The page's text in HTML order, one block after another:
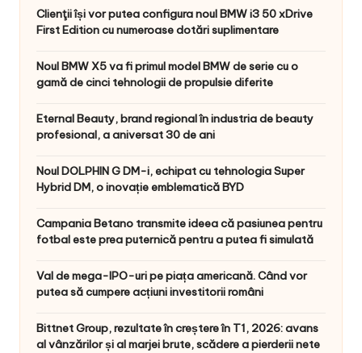
Clienţii își vor putea configura noul BMW i3 50 xDrive
First Edition cu numeroase dotări suplimentare
Noul BMW X5 va fi primul model BMW de serie cu o
gamă de cinci tehnologii de propulsie diferite
Eternal Beauty, brand regional în industria de beauty
profesional, a aniversat 30 de ani
Noul DOLPHIN G DM-i, echipat cu tehnologia Super
Hybrid DM, o inovație emblematică BYD
Campania Betano transmite ideea că pasiunea pentru
fotbal este prea puternică pentru a putea fi simulată
Val de mega-IPO-uri pe piața americană. Când vor
putea să cumpere acțiuni investitorii români
Bittnet Group, rezultate în creștere în T1, 2026: avans
al vânzărilor și al marjei brute, scădere a pierderii nete